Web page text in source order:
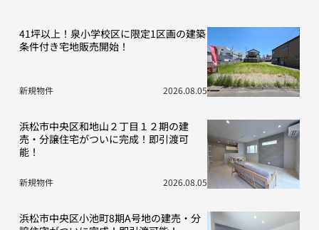
41坪以上！泉小学校区に限定1区画の建築
条件付き宅地販売開始！
新規物件 2026.08.05
浜松市中央区和地山２丁目１２期の建
売・分譲住宅がついに完成！即引渡可
能！
新規物件 2026.08.05
浜松市中央区小池町8期A号地の建売・分